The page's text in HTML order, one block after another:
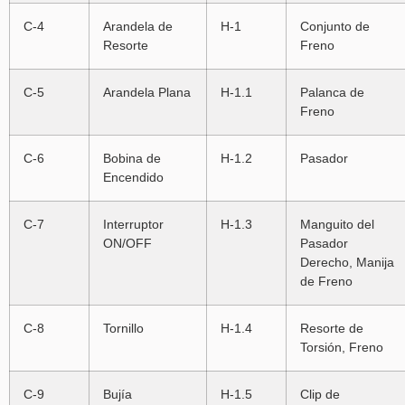
C-4
Arandela de
Resorte
H-1
Conjunto de
Freno
C-5 Arandela Plana H-1.1
Palanca de
Freno
C-6
Bobina de
Encendido
H-1.2 Pasador
C-7
Interruptor
ON/OFF
H-1.3
Manguito del
Pasador
Derecho, Manija
de Freno
C-8 Tornillo H-1.4
Resorte de
Torsión, Freno
C-9 Bujía H-1.5
Clip de